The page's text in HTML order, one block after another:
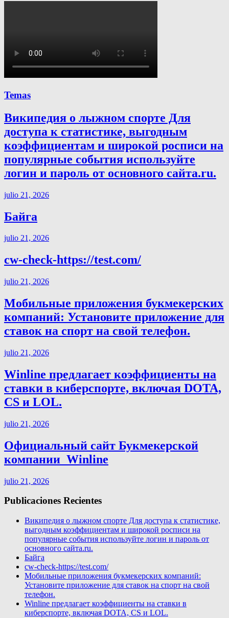
Temas
Википедия о лыжном спорте Для
доступа к статистике, выгодным
коэффициентам и широкой росписи на
популярные события используйте
логин и пароль от основного сайта.ru.
julio 21, 2026
Байга
julio 21, 2026
cw-check-https://test.com/
julio 21, 2026
Мобильные приложения букмекерских
компаний: Установите приложение для
ставок на спорт на свой телефон.
julio 21, 2026
Winline предлагает коэффициенты на
ставки в киберспорте, включая DOTA,
CS и LOL.
julio 21, 2026
Официальный сайт Букмекерской
компании ️ Winline
julio 21, 2026
Publicaciones Recientes
Википедия о лыжном спорте Для доступа к статистике,
выгодным коэффициентам и широкой росписи на
популярные события используйте логин и пароль от
основного сайта.ru.
Байга
cw-check-https://test.com/
Мобильные приложения букмекерских компаний:
Установите приложение для ставок на спорт на свой
телефон.
Winline предлагает коэффициенты на ставки в
киберспорте, включая DOTA, CS и LOL.